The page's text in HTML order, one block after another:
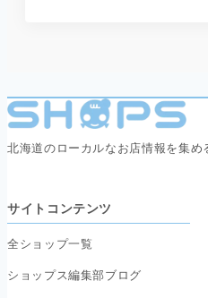
北海道のローカルなお店情報を集め
サイトコンテンツ
全ショップ一覧
ショップス編集部ブログ